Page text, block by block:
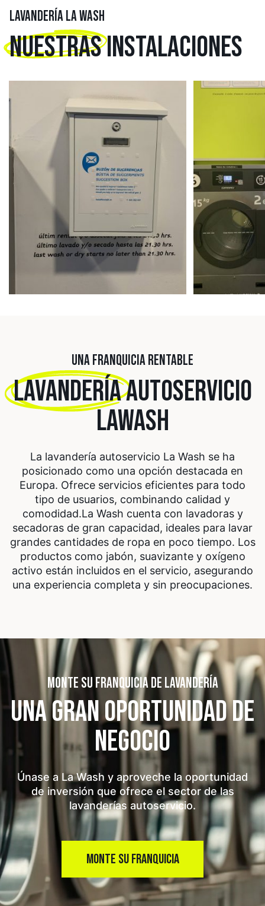
LAVANDERÍA LA WASH
NUESTRASINSTALACIONES
UNA FRANQUICIA RENTABLE
LAVANDERÍAAUTOSERVICIO
LAWASH
La lavandería autoservicio La Wash se ha
posicionado como una opción destacada en
Europa. Ofrece servicios eficientes para todo
tipo de usuarios, combinando calidad y
comodidad.La Wash cuenta con lavadoras y
secadoras de gran capacidad, ideales para lavar
grandes cantidades de ropa en poco tiempo. Los
productos como jabón, suavizante y oxígeno
activo están incluidos en el servicio, asegurando
una experiencia completa y sin preocupaciones.
MONTE SU FRANQUICIA DE LAVANDERÍA
UNA GRAN OPORTUNIDADDE
NEGOCIO
Únase a La Wash y aproveche la oportunidad
de inversión que ofrece el sector de las
lavanderías autoservicio.
MONTE SU FRANQUICIA